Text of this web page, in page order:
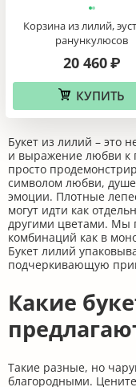
Корзина из лилий,
ранункулюсов
20 460 ₽
КУПИТЬ
Букет из лилий – это
и выражение любви к
просто
символом любви,
эмоции. Плотные
могут идти как
другими цветами. Мы
комбинаций как в
Букет лилий
подчеркивающую
Какие
Такие разные, но
благородными.